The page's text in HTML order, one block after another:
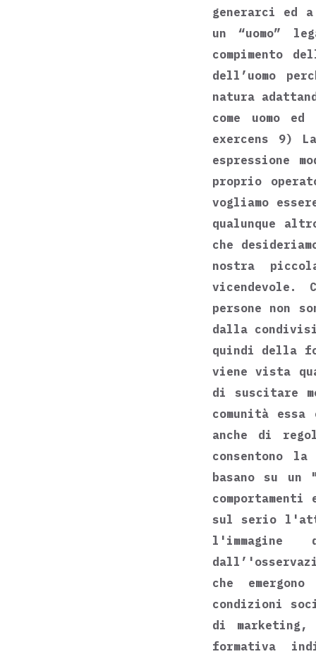
generarci ed
un “uomo”
compimento
dell’uomo
natura
come uomo
exercens 9)
espressione
proprio
vogliamo
qualunque
che
nostra
vicendevole.
persone non
dalla
quindi della
viene vista
di suscitare
comunità
anche di
consentono
basano su
sul serio
che
condizioni
di
formativa